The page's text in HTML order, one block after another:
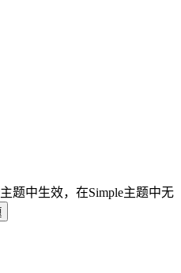
题中生效，在Simple主题中无